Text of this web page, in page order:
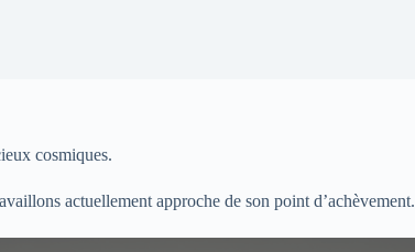
cosmiques.
actuellement approche de son point d’achèvement.